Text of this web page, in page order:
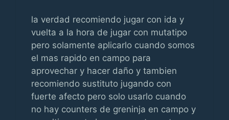
la verdad recomiendo jugar con ida y
vuelta a la hora de jugar con mutatipo
pero solamente aplicarlo cuando somos
el mas rapido en campo para
aprovechar y hacer daño y tambien
recomiendo sustituto jugando con
fuerte afecto pero solo usarlo cuando
no hay counters de greninja en campo y